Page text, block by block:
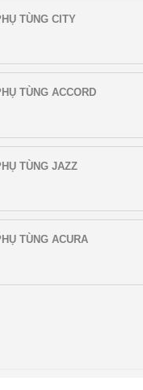
TÙNG CITY
TÙNG ACCORD
TÙNG JAZZ
TÙNG ACURA